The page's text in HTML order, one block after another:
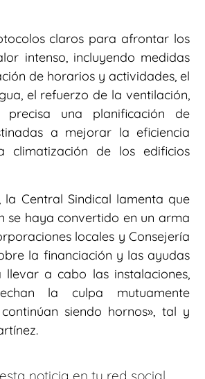
claros para afrontar los
intenso, incluyendo medidas
de horarios y actividades, el
el refuerzo de la ventilación,
precisa una planificación de
a mejorar la eficiencia
climatización de los edificios
la Central Sindical lamenta que
se haya convertido en un arma
locales y Consejería
la financiación y las ayudas
a cabo las instalaciones,
la culpa mutuamente
siendo hornos», tal y
noticia en tu red social